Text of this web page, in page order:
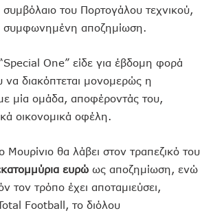
του Πορτογάλου τεχνικού,
συμφωνημένη αποζημίωση.
One” είδε για έβδομη φορά
να διακόπτεται μονομερώς η
μία ομάδα, αποφέροντάς του,
οικονομικά οφέλη.
θα λάβει στον τραπεζικό του
ευρώ ως αποζημίωση, ενώ
τον τρόπο έχει αποταμιεύσει,
Football, το διόλου